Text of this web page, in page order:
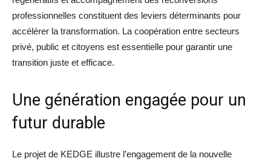
professionnelles constituent des leviers déterminants pour
accélérer la transformation. La coopération entre secteurs
privé, public et citoyens est essentielle pour garantir une
transition juste et efficace.
Une génération engagée pour un
futur durable
Le projet de KEDGE illustre l’engagement de la nouvelle